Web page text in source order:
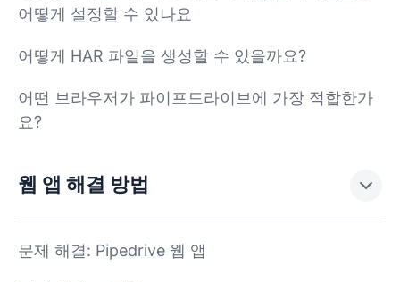
어떻게 설정할 수 있나요
어떻게 HAR 파일을 생성할 수 있을까요?
어떤 브라우저가 파이프드라이브에 가장 적합한가
요?
웹 앱 해결 방법
문제 해결: Pipedrive 웹 앱